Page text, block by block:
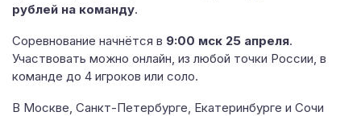
рублей на команду.
Соревнование начнётся в 9:00 мск 25 апреля.
Участвовать можно онлайн, из любой точки России, в
команде до 4 игроков или соло.
В Москве, Санкт-Петербурге, Екатеринбурге и Сочи